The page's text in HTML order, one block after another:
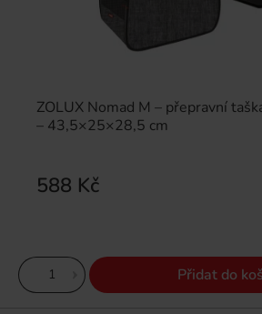
ZOLUX Nomad M – přepravní
– 43,5×25×28,5 cm
588 Kč
Přidat do